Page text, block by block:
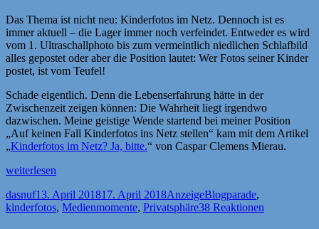
Das Thema ist nicht neu: Kinderfotos im Netz. Dennoch ist es
immer aktuell – die Lager immer noch verfeindet. Entweder es wird
vom 1. Ultraschallphoto bis zum vermeintlich niedlichen Schlafbild
alles gepostet oder aber die Position lautet: Wer Fotos seiner Kinder
postet, ist vom Teufel!
Schade eigentlich. Denn die Lebenserfahrung hätte in der
Zwischenzeit zeigen können: Die Wahrheit liegt irgendwo
dazwischen. Meine geistige Wende startend bei meiner Position
„Auf keinen Fall Kinderfotos ins Netz stellen“ kam mit dem Artikel
„Kinderfotos im Netz? Ja, bitte.“ von Caspar Clemens Mierau.
„[Anzeige]
#Medienmomente
mit
weiterlesen
Autor
dasnufVeröffentlicht
am
13. April 201817. April 2018Kategorien
AnzeigeSchlagwörter
Blogparade,
kinderfotos, Medienmomente, Privatsphäre38 Reaktionen